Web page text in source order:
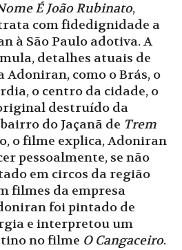
É João Rubinato,
com fidedignidade a
à São Paulo adotiva. A
detalhes atuais de
Adoniran, como o Brás, o
o centro da cidade, o
destruído da
bairro do Jaçanã de Trem
o filme explica, Adoniran
pessoalmente, se não
em circos da região
filmes da empresa
foi pintado de
e interpretou um
no filme O Cangaceiro.